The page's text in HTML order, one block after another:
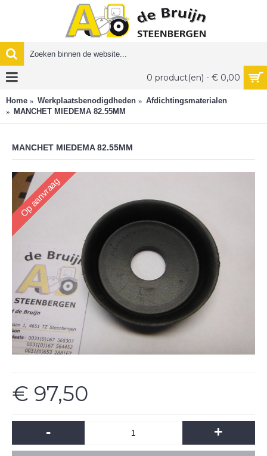
0 product(en) - € 0,00
Home Werkplaatsbenodigdheden
Afdichtingsmaterialen
MANCHET MIEDEMA 82.55MM
MANCHET MIEDEMA 82.55MM
Op aanvraag
€ 97,50
- +